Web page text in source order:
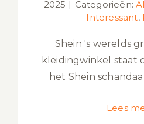
2025 | Categorieën:
Interessant,
Shein 's werelds
kleidingwinkel staat
het Shein
Lees